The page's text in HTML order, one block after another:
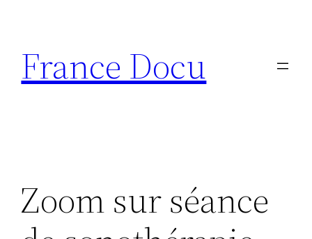
contenu
France Docu
Zoom sur séance